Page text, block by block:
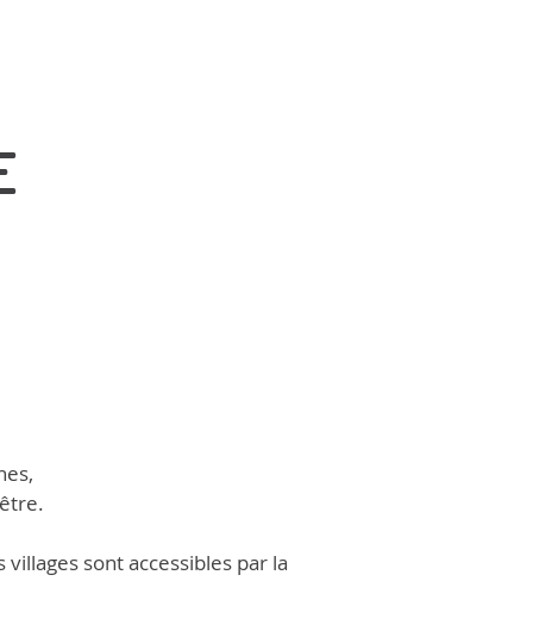
sont accessibles par la